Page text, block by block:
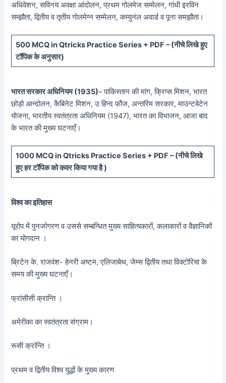
अधिवेशन, सविनय अवक्षा आंदोलन, प्रथम गोलमेज सम्मेलन, गांधी इरविन
सम्झौता, द्वितीय व तृतीय गोलमेग्न सम्मेलन, कम्युनंल अवार्ड व पूना समझौता।
500 MCQ in Qtricks Practice Series + PDF – (नीचेलिखे हुए
टॉपिक के अनुसार)
भारत सरकार अधिनियम (1935)– पाकिस्तान की मांग, क्रिप्स मिशन, भारत
छोड़ो आन्दोलन, कैबिनेट मिशन, उ हिन्द फ़ौज, अन्तरिम सरकार, माउन्टबेटेन
योजना, भारतीय स्वतंत्रता अधिनियम (1947), भारत का विभाजन, आजा बाद
के भारत की मुख्य घटनाएँ।
1000 MCQ in Qtricks Practice Series + PDF – (नीचेलिखे
हुएहर टॉपिक को कवर किया गया है )
विश्व का इतिहास
यूरोप में पुनर्जागरण व उससे सम्बन्धित मुख्य साहित्यकारों, कलाकारों व वैज्ञानिकों
का योगदान ।
ब्रिटेन के. राजवंश- हेनरी अष्टम, एलिजाबेथ, जेम्स द्वितीय तथा विक्टोरिया के
समय की मुख्य घटनाएँ।
फ्रांसीसी क्रान्ति ।
अमेरीका का स्वतंत्रता संग्राम।
रूसी क्रांन्ति ।
प्रथम व द्वितीय विश्व युद्धों के मुख्य कारण